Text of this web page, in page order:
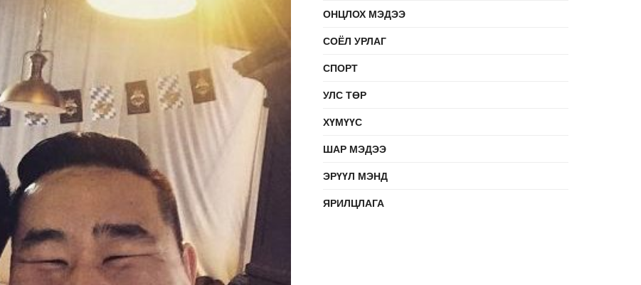
ОНЦЛОХ МЭДЭЭ
СОЁЛ УРЛАГ
СПОРТ
УЛС ТӨР
ХҮМҮҮС
ШАР МЭДЭЭ
ЭРҮҮЛ МЭНД
ЯРИЛЦЛАГА